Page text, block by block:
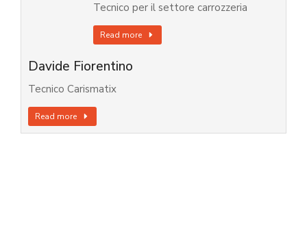
Tecnico per il settore carrozzeria
Read more
Davide Fiorentino
Tecnico Carismatix
Read more